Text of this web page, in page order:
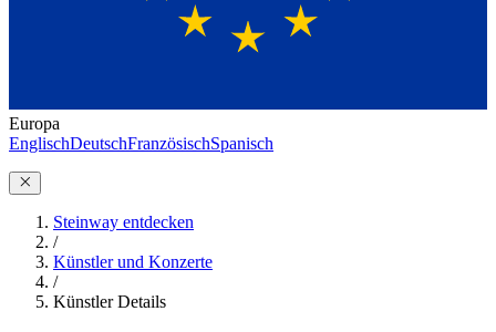
Europa
EnglischDeutschFranzösischSpanisch
Steinway entdecken
/
Künstler und Konzerte
/
Künstler Details